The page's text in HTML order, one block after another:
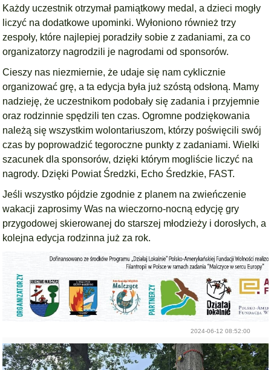
Każdy uczestnik otrzymał pamiątkowy medal, a dzieci mogły
liczyć na dodatkowe upominki. Wyłoniono również trzy
zespoły, które najlepiej poradziły sobie z zadaniami, za co
organizatorzy nagrodzili je nagrodami od sponsorów.
Cieszy nas niezmiernie, że udaje się nam cyklicznie
organizować grę, a ta edycja była już szóstą odsłoną. Mamy
nadzieję, że uczestnikom podobały się zadania i przyjemnie
oraz rodzinnie spędzili ten czas. Ogromne podziękowania
należą się wszystkim wolontariuszom, którzy poświęcili swój
czas by poprowadzić tegoroczne punkty z zadaniami. Wielki
szacunek dla sponsorów, dzięki którym mogliście liczyć na
nagrody. Dzięki Powiat Średzki, Echo Średzkie, FAST.
Jeśli wszystko pójdzie zgodnie z planem na zwieńczenie
wakacji zaprosimy Was na wieczorno-nocną edycję gry
przygodowej skierowanej do starszej młodzieży i dorosłych, a
kolejna edycja rodzinna już za rok.
2024-06-12 08:52:00